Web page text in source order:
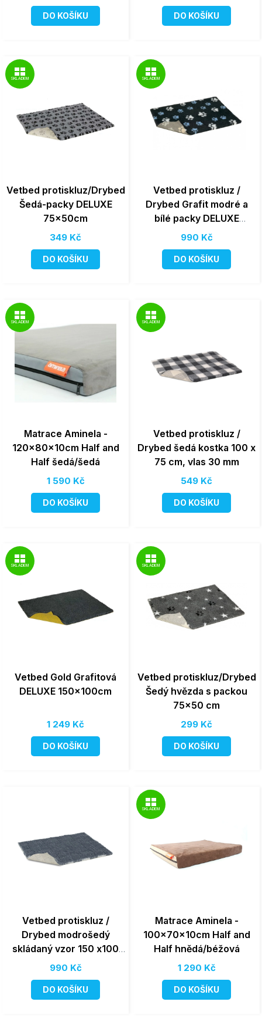
DO KOŠÍKU DO KOŠÍKU
SKLADEM
Vetbed protiskluz/Drybed
Šedá-packy DELUXE
75x50cm
349 Kč
DO KOŠÍKU
SKLADEM
Vetbed protiskluz /
Drybed Grafit modré a
bílé packy DELUXE
150x100cm, vlas 30 mm
990 Kč
DO KOŠÍKU
SKLADEM
Matrace Aminela -
120x80x10cm Half and
Half šedá/šedá
1 590 Kč
DO KOŠÍKU
SKLADEM
Vetbed protiskluz /
Drybed šedá kostka 100 x
75 cm, vlas 30 mm
549 Kč
DO KOŠÍKU
SKLADEM
Vetbed Gold Grafitová
DELUXE 150x100cm
1 249 Kč
DO KOŠÍKU
SKLADEM
Vetbed protiskluz/Drybed
Šedý hvězda s packou
75x50 cm
299 Kč
DO KOŠÍKU
Vetbed protiskluz /
Drybed modrošedý
skládaný vzor 150 x100
cm, vlas 30 mm
990 Kč
DO KOŠÍKU
SKLADEM
Matrace Aminela -
100x70x10cm Half and
Half hnědá/béžová
1 290 Kč
DO KOŠÍKU